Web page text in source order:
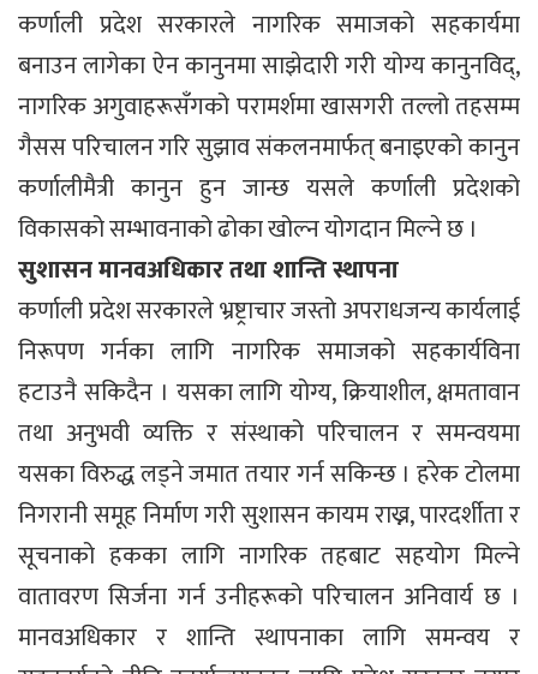
कर्णाली प्रदेश सरकारले नागरिक समाजको सहकार्यमा
बनाउन लागेका ऐन कानुनमा साझेदारी गरी योग्य कानुनविद्,
नागरिक अगुवाहरूसँगको परामर्शमा खासगरी तल्लो तहसम्म
गैसस परिचालन गरि सुझाव संकलनमार्फत् बनाइएको कानुन
कर्णालीमैत्री कानुन हुन जान्छ यसले कर्णाली प्रदेशको
विकासको सम्भावनाको ढोका खोल्न योगदान मिल्ने छ ।
सुशासन मानवअधिकार तथा शान्ति स्थापना
कर्णाली प्रदेश सरकारले भ्रष्ट्राचार जस्तो अपराधजन्य कार्यलाई
निरूपण गर्नका लागि नागरिक समाजको सहकार्यविना
हटाउनै सकिदैन । यसका लागि योग्य, क्रियाशील, क्षमतावान
तथा अनुभवी व्यक्ति र संस्थाको परिचालन र समन्वयमा
यसका विरुद्ध लड्ने जमात तयार गर्न सकिन्छ । हरेक टोलमा
निगरानी समूह निर्माण गरी सुशासन कायम राख्न, पारदर्शीता र
सूचनाको हकका लागि नागरिक तहबाट सहयोग मिल्ने
वातावरण सिर्जना गर्न उनीहरूको परिचालन अनिवार्य छ ।
मानवअधिकार र शान्ति स्थापनाका लागि समन्वय र